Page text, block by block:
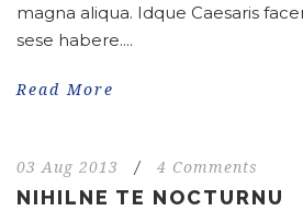
magna aliqua. Idque Caesaris
sese habere....
Read More
03 Aug 2013 / 4 Comments
NIHILNE TE NOCTURNU